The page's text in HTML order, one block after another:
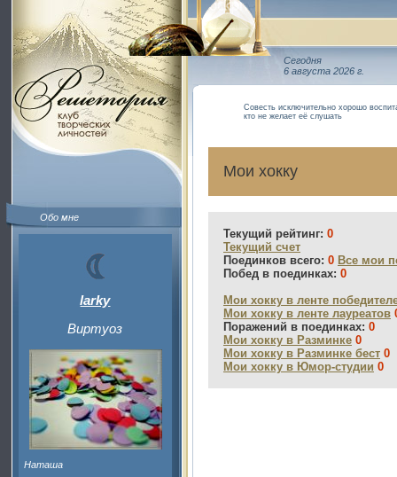
Обо мне
larky
Виртуоз
Наташа
Сегодня
6 августа 2026 г.
Совесть исключительно хорошо
кто не желает её слушать
Мои хокку
Текущий рейтинг: 0
Текущий счет
Поединков всего: 0 Все мои
Побед в поединках: 0
Мои хокку в ленте
Мои хокку в ленте лауреатов
Поражений в поединках: 0
Мои хокку в Разминке 0
Мои хокку в Разминке бест 0
Мои хокку в Юмор-студии 0